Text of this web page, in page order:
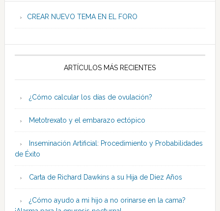
CREAR NUEVO TEMA EN EL FORO
ARTÍCULOS MÁS RECIENTES
¿Cómo calcular los días de ovulación?
Metotrexato y el embarazo ectópico
Inseminación Artificial: Procedimiento y Probabilidades
de Éxito
Carta de Richard Dawkins a su Hija de Diez Años
¿Cómo ayudo a mi hijo a no orinarse en la cama?